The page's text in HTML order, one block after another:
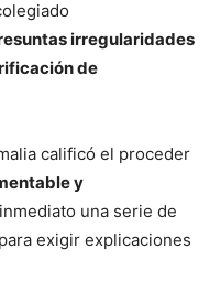
irregularidades
de
calificó el proceder
y
una serie de
exigir explicaciones